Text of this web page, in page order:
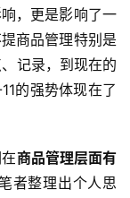
，更是影响了一
商品管理特别是
记录，到现在的
的强势体现在了
商品管理层面有
者整理出个人思